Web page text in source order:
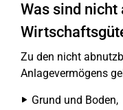
Was sind nicht
Zu den nicht
Anlagevermögens
Grund und Boden,